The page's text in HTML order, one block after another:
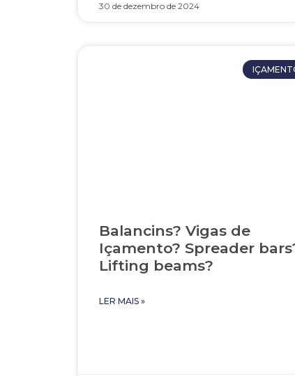
30 de dezembro de 2024
Balancins? Vigas de
Içamento? Spreader
Lifting beams?
LER MAIS »